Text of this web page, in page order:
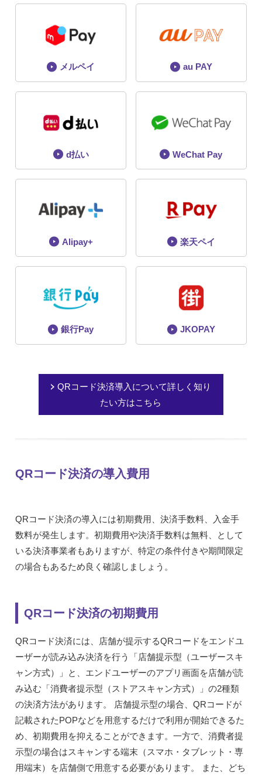
メルペイ au PAY
d払い WeChat Pay
Alipay+ 楽天ペイ
銀行Pay JKOPAY
QRコード決済導入について詳しく知り
たい方はこちら
QRコード決済の導入費用
QRコード決済の導入には初期費用、決済手数料、入金手
数料が発生します。初期費用や決済手数料は無料、として
いる決済事業者もありますが、特定の条件付きや期間限定
の場合もあるため良く確認しましょう。
QRコード決済の初期費用
QRコード決済には、店舗が提示するQRコードをエンドユ
ーザーが読み込み決済を行う「店舗提示型（ユーザースキ
ャン方式）」と、エンドユーザーのアプリ画面を店舗が読
み込む「消費者提示型（ストアスキャン方式）」の2種類
の決済方法があります。 店舗提示型の場合、QRコードが
記載されたPOPなどを用意するだけで利用が開始できるた
め、初期費用を抑えることができます。一方で、消費者提
示型の場合はスキャンする端末（スマホ・タブレット・専
用端末）を店舗側で用意する必要があります。 また、どち